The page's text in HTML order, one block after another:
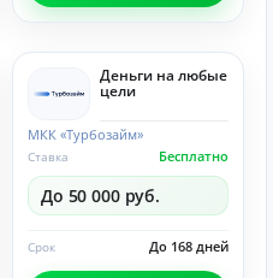
Деньги на любые
цели
МКК «Турбозайм»
Бесплатно
Ставка
До 50 000 руб.
До 168 дней
Срок